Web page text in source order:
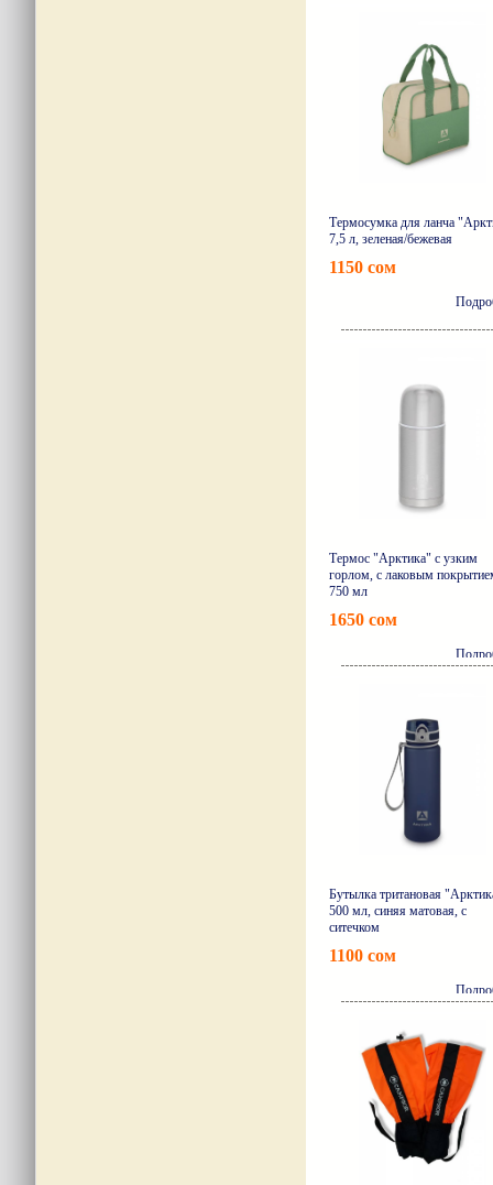
Термосумка для ланча
7,5 л, зеленая/бежевая
1150 сом
Термос "Арктика" с узким
горлом, с лаковым
750 мл
1650 сом
Бутылка тритановая
500 мл, синяя матовая, с
ситечком
1100 сом